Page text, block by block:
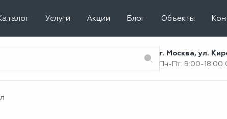
Услуги Акции Блог Объекты
г. Москва, ул.
Пн-Пт: 9:00-18:00